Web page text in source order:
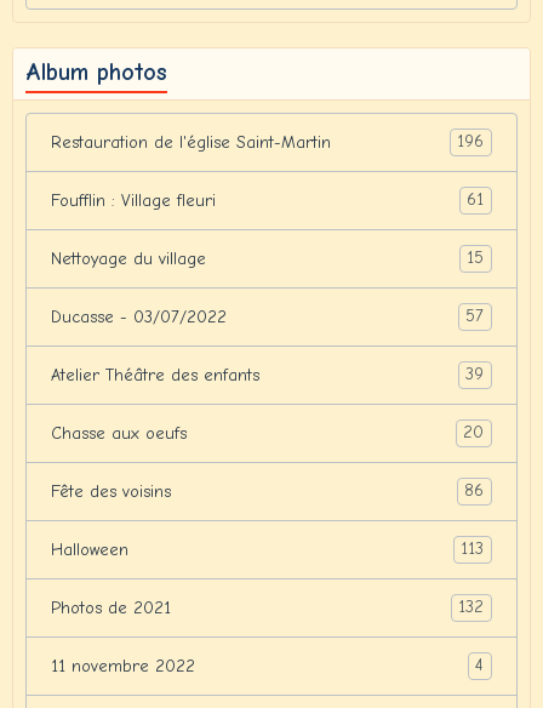
Album photos
Restauration de l'église Saint-Martin 196
Foufflin : Village fleuri 61
Nettoyage du village 15
Ducasse - 03/07/2022 57
Atelier Théâtre des enfants 39
Chasse aux oeufs 20
Fête des voisins 86
Halloween 113
Photos de 2021 132
11 novembre 2022 4